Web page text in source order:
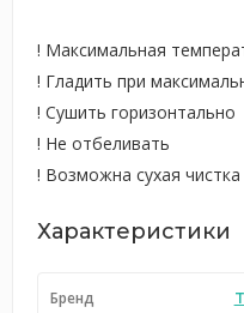
! Максимальная
! Гладить при
! Сушить горизонтально
! Не отбеливать
! Возможна сухая чистка
Характеристики
Бренд